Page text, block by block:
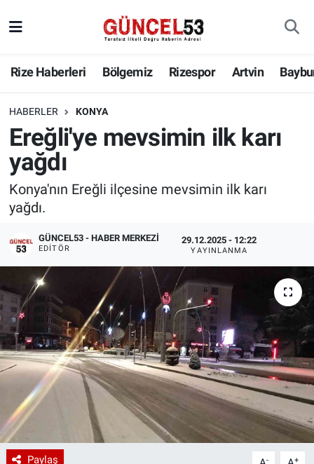
Rize Haberleri Bölgemiz Rizespor Artvin
HABERLER KONYA
Ereğli'ye mevsimin ilk karı
yağdı
Konya'nın Ereğli ilçesine mevsimin ilk karı
yağdı.
GÜNCEL53 - HABER MERKEZI
EDITÖR
29.12.2025 - 12:22
YAYINLANMA
Paylaş - +